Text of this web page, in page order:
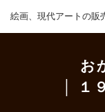
絵画、現代アートの販
お
│ １